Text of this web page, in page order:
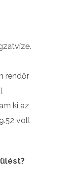
rendőr
ki az
volt